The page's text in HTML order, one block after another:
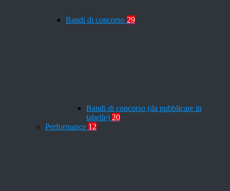
Bandi di concorso 29
Bandi di concorso (da pubblicare in
tabelle) 20
Performance 12